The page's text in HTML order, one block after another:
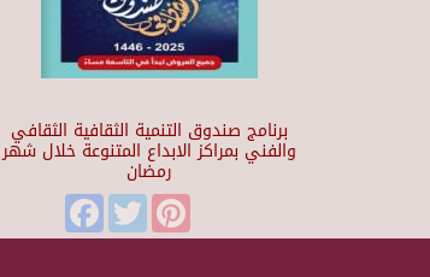
برنامج صندوق التنمية الثقافية الثقافي
والفني بمراكز الابداع المتنوعة خلال شهر
رمضان
FacebookTwitterPinterest